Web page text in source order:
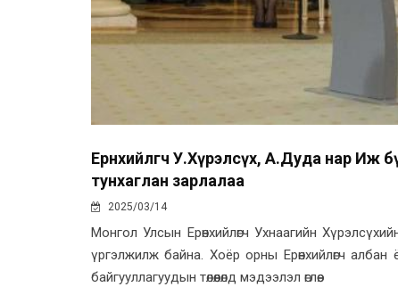
Ерөнхийлөгч У.Хүрэлсүх, А.Дуда нар Иж
тунхаглан зарлалаа
2025/03/14
Монгол Улсын Ерөнхийлөгч Ухнаагийн
үргэлжилж байна. Хоёр орны Ерөнхийлөгч
байгууллагуудын төлөөлөлд мэдээлэл өглөө.